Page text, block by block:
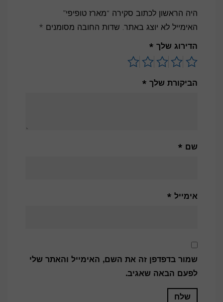
היה הראשון לכתוב סקירה “מארז טופיפי”
האימייל לא יוצג באתר. שדות החובה מסומנים *
הדירוג שלך *
הביקורת שלך *
שם *
אימייל *
שמור בדפדפן זה את השם, האימייל והאתר שלי
לפעם הבאה שאגיב.